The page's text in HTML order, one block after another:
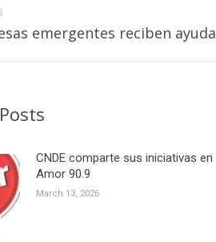
emergentes reciben
CNDE comparte sus iniciativas en
Amor 90.9
March 13, 2026